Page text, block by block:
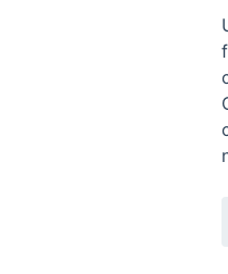
Copyright © 2019